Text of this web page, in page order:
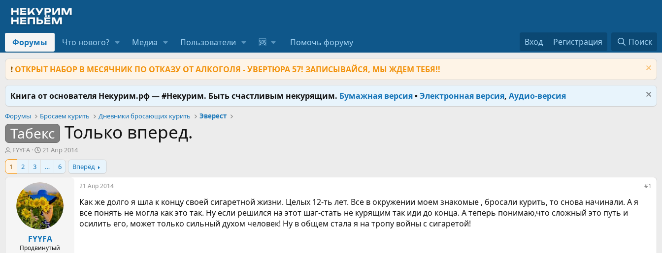
Форумы Что нового? Медиа Пользователи 🆘 Помочь форуму Вход Регистрация Поиск
❗ ОТКРЫТ НАБОР В МЕСЯЧНИК ПО ОТКАЗУ ОТ АЛКОГОЛЯ - УВЕРТЮРА 57! ЗАПИСЫВАЙСЯ, МЫ ЖДЕМ ТЕБЯ!!
Книга от основателя Некурим.рф — #Некурим. Быть счастливым некурящим. Бумажная версия•Электронная версия, Аудио-версия
Форумы Бросаем курить Дневники бросающих курить Эверест
Табекс Только вперед.
А
в
о
м
FYYFA
Д
а
а
н
а
ч
а
л
а
21 Апр 2014
1
2 3 … 6 Вперёд
FYYFA
Продвинутый
21 Апр 2014 #1
Как же долго я шла к концу своей сигаретной жизни. Целых 12-ть лет. Все в окружении моем знакомые , бросали курить, то снова начинали. А я
все понять не могла как это так. Ну если решился на этот шаг-стать не курящим так иди до конца. А теперь понимаю,что сложный это путь и
осилить его, может только сильный духом человек! Ну в общем стала я на тропу войны с сигаретой!